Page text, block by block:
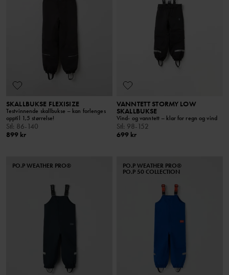
SKALLBUKSE FLEXISIZE
Testvinnende skallbukse – kan forlenges
opptil 1,5 størrelse!
Stl: 86-140
899 kr
VANNTETT STORMY LOW
SKALLBUKSE
Vind- og vanntett – klar for regn og vind
Stl: 98-152
699 kr
PO.P WEATHER PRO® PO.P WEATHER PRO®
PO.P 50 COLLECTION